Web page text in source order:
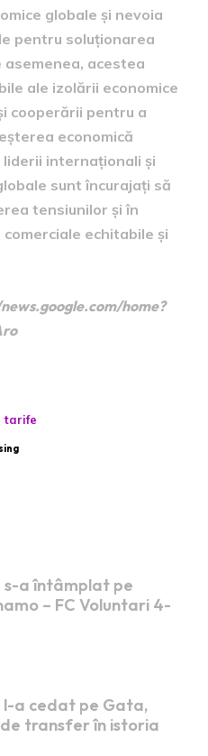
globale și nevoia
pentru soluționarea
asemenea, acestea
ale izolării economice
cooperării pentru a
economică
internaționali și
sunt încurajați să
tensiunilor și în
echitabile și
home?
tarife
s-a întâmplat pe
– FC Voluntari 4-
a cedat pe Gata,
transfer în istoria